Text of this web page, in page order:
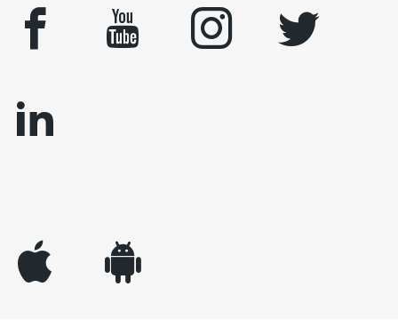
facebook youtube instagram
twitter
linkedin
appleinc android